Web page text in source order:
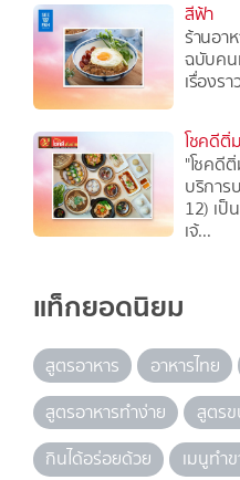
สีฟ้า
ร้านอา
ฉบับคน
เรื่องร
โชคดีติ่
"โชคดีติ่
บริกา
12) เป็
เจ้...
แท็กยอดนิยม
สูตรอาหาร อาหารไทย
สูตรอาหารทำง่าย
สูตร
กินได้อร่อยด้วย
เมนูทำ